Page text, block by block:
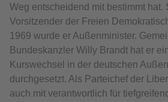
Weg entscheidend mit bestimmt hat.
Vorsitzender der Freien
1969 wurde er Außenminister.
Bundeskanzler Willy Brandt hat er
Kurswechsel in der deutschen
durchgesetzt. Als Parteichef der
auch mit verantwortlich für